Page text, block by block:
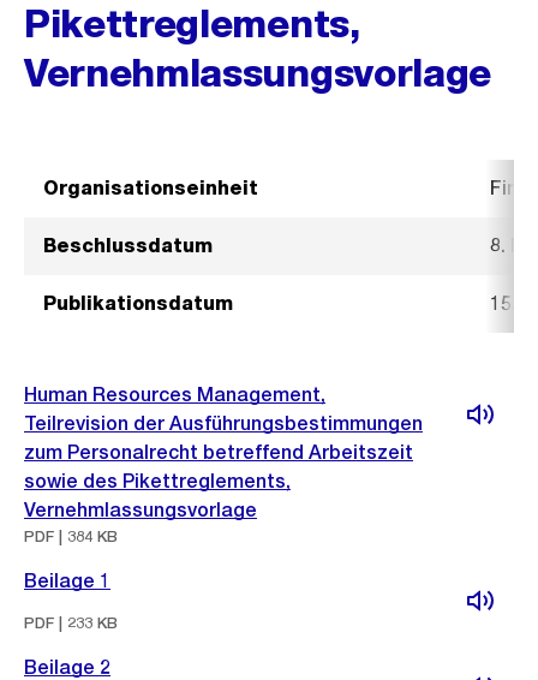
Pikettreglements,
Vernehmlassungsvorlage
Organisationseinheit
Beschlussdatum 8.
Publikationsdatum 15.
Human Resources Management,
Teilrevision der Ausführungsbestimmungen
zum Personalrecht betreffend Arbeitszeit
sowie des Pikettreglements,
Vernehmlassungsvorlage
PDF | 384 KB
Beilage 1
PDF | 233 KB
Beilage 2